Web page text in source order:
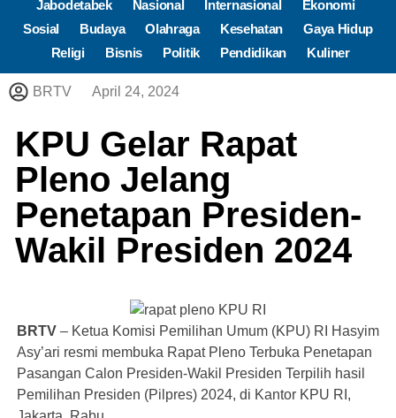
Jabodetabek Nasional Internasional
Ekonomi
Sosial
Budaya Olahraga Kesehatan
Gaya Hidup
Religi
Bisnis Politik Pendidikan Kuliner
BRTV April 24, 2024
KPU Gelar Rapat
Pleno Jelang
Penetapan Presiden-
Wakil Presiden 2024
BRTV – Ketua Komisi Pemilihan Umum (KPU) RI Hasyim
Asy’ari resmi membuka Rapat Pleno Terbuka Penetapan
Pasangan Calon Presiden-Wakil Presiden Terpilih hasil
Pemilihan Presiden (Pilpres) 2024, di Kantor KPU RI,